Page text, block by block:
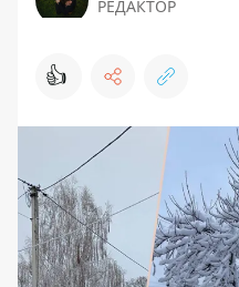
РЕДАКТОР
👍